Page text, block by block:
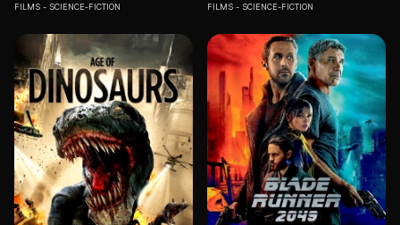
FILMS SCIENCE-FICTION FILMS SCIENCE-FICTION